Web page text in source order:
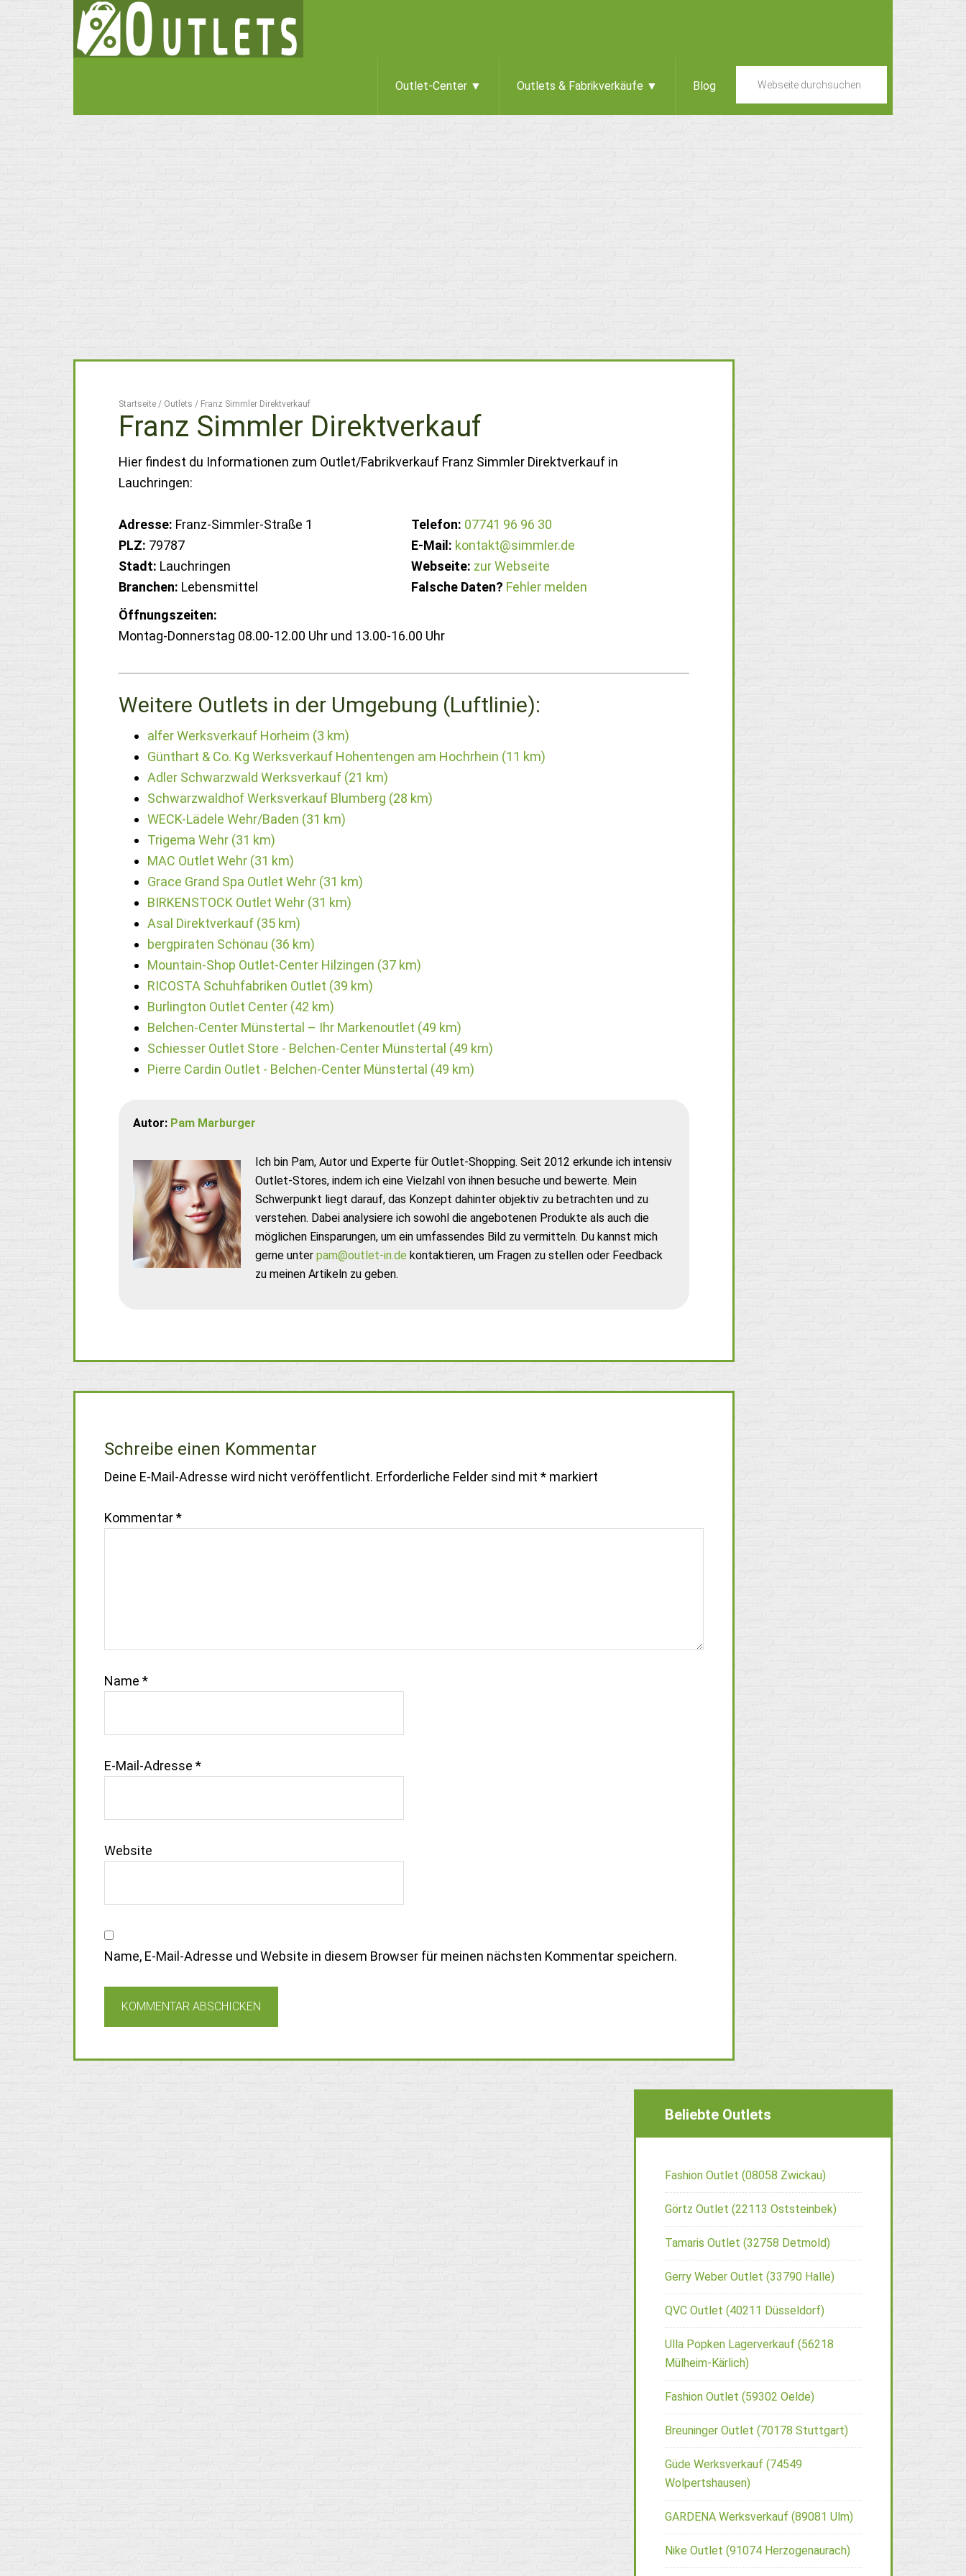
Outlet-Center ▼ Outlets & Fabrikverkäufe ▼ Blog
Startseite / Outlets / Franz Simmler Direktverkauf
Franz Simmler Direktverkauf
Hier findest du Informationen zum Outlet/Fabrikverkauf Franz Simmler Direktverkauf in
Lauchringen:
Adresse: Franz-Simmler-Straße 1
PLZ: 79787
Stadt: Lauchringen
Branchen: Lebensmittel
Telefon: 07741 96 96 30
E-Mail: kontakt@simmler.de
Webseite: zur Webseite
Falsche Daten? Fehler melden
Öffnungszeiten:
Montag-Donnerstag 08.00-12.00 Uhr und 13.00-16.00 Uhr
Weitere Outlets in der Umgebung (Luftlinie):
alfer Werksverkauf Horheim (3 km)
Günthart & Co. Kg Werksverkauf Hohentengen am Hochrhein (11 km)
Adler Schwarzwald Werksverkauf (21 km)
Schwarzwaldhof Werksverkauf Blumberg (28 km)
WECK-Lädele Wehr/Baden (31 km)
Trigema Wehr (31 km)
MAC Outlet Wehr (31 km)
Grace Grand Spa Outlet Wehr (31 km)
BIRKENSTOCK Outlet Wehr (31 km)
Asal Direktverkauf (35 km)
bergpiraten Schönau (36 km)
Mountain-Shop Outlet-Center Hilzingen (37 km)
RICOSTA Schuhfabriken Outlet (39 km)
Burlington Outlet Center (42 km)
Belchen-Center Münstertal – Ihr Markenoutlet (49 km)
Schiesser Outlet Store - Belchen-Center Münstertal (49 km)
Pierre Cardin Outlet - Belchen-Center Münstertal (49 km)
Autor: Pam Marburger
Ich bin Pam, Autor und Experte für Outlet-Shopping. Seit 2012 erkunde ich intensiv
Outlet-Stores, indem ich eine Vielzahl von ihnen besuche und bewerte. Mein
Schwerpunkt liegt darauf, das Konzept dahinter objektiv zu betrachten und zu
verstehen. Dabei analysiere ich sowohl die angebotenen Produkte als auch die
möglichen Einsparungen, um ein umfassendes Bild zu vermitteln. Du kannst mich
gerne unter pam@outlet-in.de kontaktieren, um Fragen zu stellen oder Feedback
zu meinen Artikeln zu geben.
Schreibe einen Kommentar
Deine E-Mail-Adresse wird nicht veröffentlicht. Erforderliche Felder sind mit * markiert
Kommentar*
Name *
E-Mail-Adresse *
Website
Name, E-Mail-Adresse und Website in diesem Browser für meinen nächsten Kommentar speichern.
Beliebte Outlets
Fashion Outlet (08058 Zwickau)
Görtz Outlet (22113 Oststeinbek)
Tamaris Outlet (32758 Detmold)
Gerry Weber Outlet (33790 Halle)
QVC Outlet (40211 Düsseldorf)
Ulla Popken Lagerverkauf (56218
Mülheim-Kärlich)
Fashion Outlet (59302 Oelde)
Breuninger Outlet (70178 Stuttgart)
Güde Werksverkauf (74549
Wolpertshausen)
GARDENA Werksverkauf (89081 Ulm)
Nike Outlet (91074 Herzogenaurach)